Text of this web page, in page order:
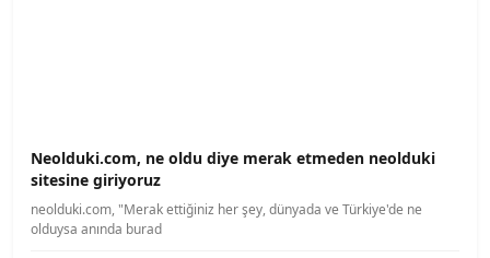
Neolduki.com, ne oldu diye merak etmeden neolduki
sitesine giriyoruz
neolduki.com, "Merak ettiğiniz her şey, dünyada ve Türkiye'de ne
olduysa anında burad